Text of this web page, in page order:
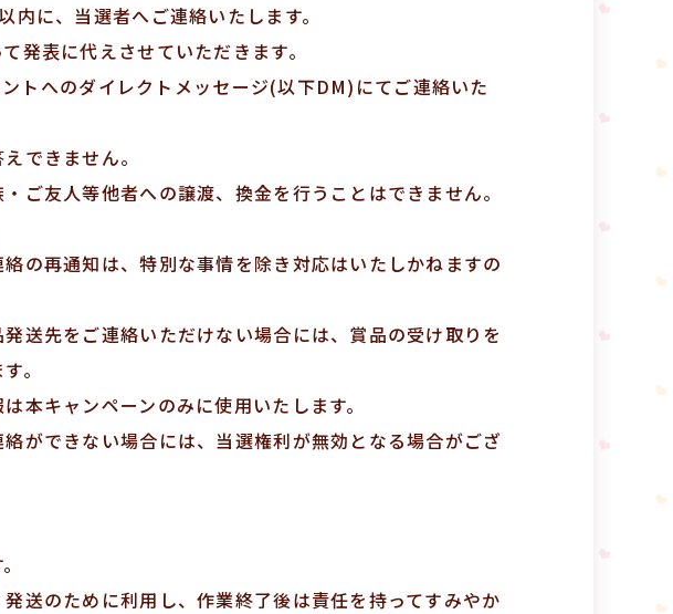
内に、当選者へご連絡いたします。
発表に代えさせていただきます。
トへのダイレクトメッセージ(以下DM)にてご連絡いた
できません。
ご友人等他者への譲渡、換金を行うことはできません。
の再通知は、特別な事情を除き対応はいたしかねますの
送先をご連絡いただけない場合には、賞品の受け取りを
。
本キャンペーンのみに使用いたします。
ができない場合には、当選権利が無効となる場合がござ
送のために利用し、作業終了後は責任を持ってすみやか